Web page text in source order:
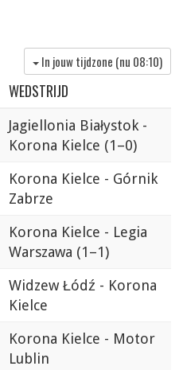
In jouw tijdzone (nu 08:10)
WEDSTRIJD
Jagiellonia Białystok -
Korona Kielce (1–0)
Korona Kielce - Górnik
Zabrze
Korona Kielce - Legia
Warszawa (1–1)
Widzew Łódź - Korona
Kielce
Korona Kielce - Motor
Lublin